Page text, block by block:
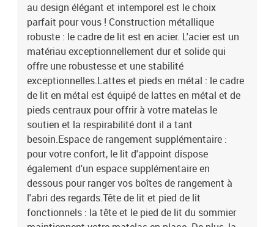
au design élégant et intemporel est le choix
parfait pour vous ! Construction métallique
robuste : le cadre de lit est en acier. L'acier est un
matériau exceptionnellement dur et solide qui
offre une robustesse et une stabilité
exceptionnelles.Lattes et pieds en métal : le cadre
de lit en métal est équipé de lattes en métal et de
pieds centraux pour offrir à votre matelas le
soutien et la respirabilité dont il a tant
besoin.Espace de rangement supplémentaire :
pour votre confort, le lit d'appoint dispose
également d'un espace supplémentaire en
dessous pour ranger vos boîtes de rangement à
l'abri des regards.Tête de lit et pied de lit
fonctionnels : la tête et le pied de lit du sommier